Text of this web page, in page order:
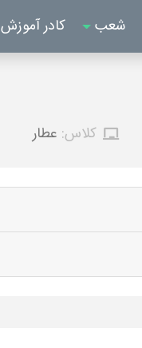
شعب کادر آموزش
کلاس: عطار